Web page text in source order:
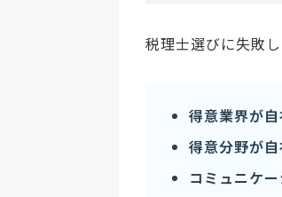
税理士選びに失敗
得意業界が
得意分野が
コミュニケ